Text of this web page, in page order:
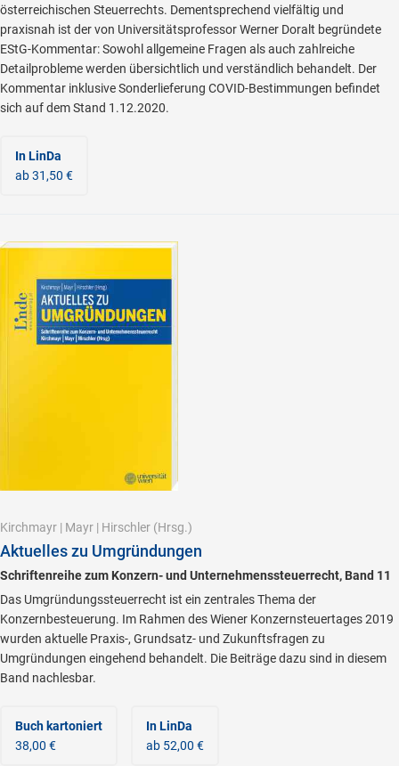
österreichischen Steuerrechts. Dementsprechend vielfältig und
praxisnah ist der von Universitätsprofessor Werner Doralt begründete
EStG-Kommentar: Sowohl allgemeine Fragen als auch zahlreiche
Detailprobleme werden übersichtlich und verständlich behandelt. Der
Kommentar inklusive Sonderlieferung COVID-Bestimmungen befindet
sich auf dem Stand 1.12.2020.
In LinDa
ab 31,50 €
Kirchmayr | Mayr | Hirschler (Hrsg.)
Aktuelles zu Umgründungen
Schriftenreihe zum Konzern- und Unternehmenssteuerrecht, Band 11
Das Umgründungssteuerrecht ist ein zentrales Thema der
Konzernbesteuerung. Im Rahmen des Wiener Konzernsteuertages 2019
wurden aktuelle Praxis-, Grundsatz- und Zukunftsfragen zu
Umgründungen eingehend behandelt. Die Beiträge dazu sind in diesem
Band nachlesbar.
Buch kartoniert
38,00 €
In LinDa
ab 52,00 €